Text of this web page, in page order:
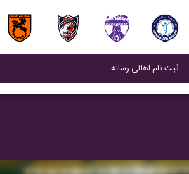
ثبت نام اهالی رسانه
(current)